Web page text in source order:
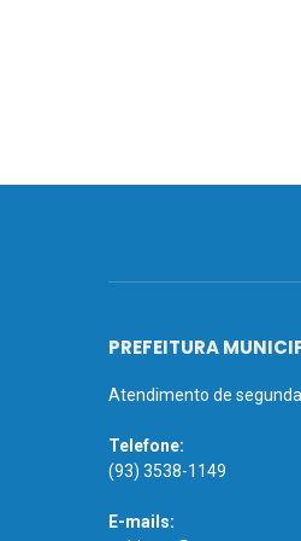
PREFEITURA
Atendimento de
Telefone:
(93) 3538-1149
E-mails: